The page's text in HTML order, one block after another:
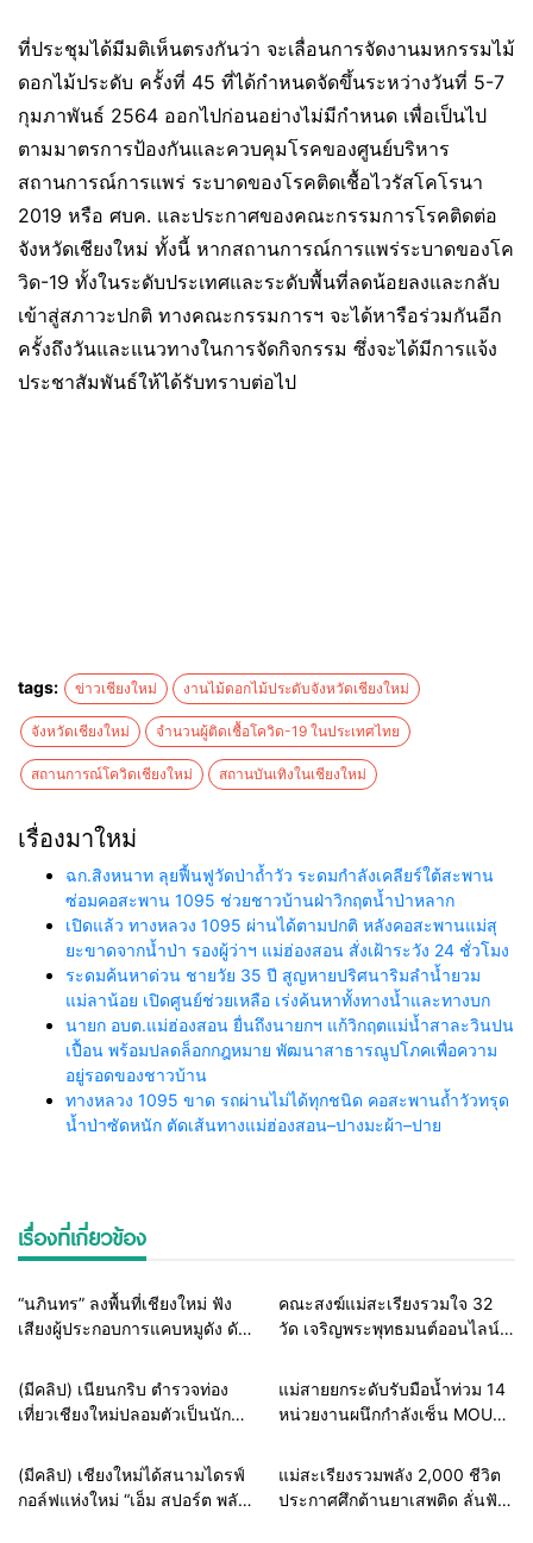
ที่ประชุมได้มีมติเห็นตรงกันว่า จะเลื่อนการจัดงานมหกรรมไม้
ดอกไม้ประดับ ครั้งที่ 45 ที่ได้กำหนดจัดขึ้นระหว่างวันที่ 5-7
กุมภาพันธ์ 2564 ออกไปก่อนอย่างไม่มีกำหนด เพื่อเป็นไป
ตามมาตรการป้องกันและควบคุมโรคของศูนย์บริหาร
สถานการณ์การแพร่ ระบาดของโรคติดเชื้อไวรัสโคโรนา
2019 หรือ ศบค. และประกาศของคณะกรรมการโรคติดต่อ
จังหวัดเชียงใหม่ ทั้งนี้ หากสถานการณ์การแพร่ระบาดของโค
วิด-19 ทั้งในระดับประเทศและระดับพื้นที่ลดน้อยลงและกลับ
เข้าสู่สภาวะปกติ ทางคณะกรรมการฯ จะได้หารือร่วมกันอีก
ครั้งถึงวันและแนวทางในการจัดกิจกรรม ซึ่งจะได้มีการแจ้ง
ประชาสัมพันธ์ให้ได้รับทราบต่อไป
tags: ข่าวเชียงใหม่ งานไม้ดอกไม้ประดับจังหวัดเชียงใหม่
จังหวัดเชียงใหม่ จำนวนผู้ติดเชื้อโควิด-19 ในประเทศไทย
สถานการณ์โควิดเชียงใหม่ สถานบันเทิงในเชียงใหม่
เรื่องมาใหม่
ฉก.สิงหนาท ลุยฟื้นฟูวัดป่าถ้ำวัว ระดมกำลังเคลียร์ใต้สะพาน
ซ่อมคอสะพาน 1095 ช่วยชาวบ้านฝ่าวิกฤตน้ำป่าหลาก
เปิดแล้ว ทางหลวง 1095 ผ่านได้ตามปกติ หลังคอสะพานแม่สุ
ยะขาดจากน้ำป่า รองผู้ว่าฯ แม่ฮ่องสอน สั่งเฝ้าระวัง 24 ชั่วโมง
ระดมค้นหาด่วน ชายวัย 35 ปี สูญหายปริศนาริมลำน้ำยวม
แม่ลาน้อย เปิดศูนย์ช่วยเหลือ เร่งค้นหาทั้งทางน้ำและทางบก
นายก อบต.แม่ฮ่องสอน ยื่นถึงนายกฯ แก้วิกฤตแม่น้ำสาละวินปน
เปื้อน พร้อมปลดล็อกกฎหมาย พัฒนาสาธารณูปโภคเพื่อความ
อยู่รอดของชาวบ้าน
ทางหลวง 1095 ขาด รถผ่านไม่ได้ทุกชนิด คอสะพานถ้ำวัวทรุด
น้ำป่าซัดหนัก ตัดเส้นทางแม่ฮ่องสอน–ปางมะผ้า–ปาย
เรื่องที่เกี่ยวข้อง
Home ธุรกิจ-บันเทิง
“นภินทร” ลงพื้นที่เชียงใหม่ ฟัง
เสียงผู้ประกอบการแคบหมูดัง ดัน
ชาติ ยกระดับ SMEs
Home สายธรรมะ-พระเครื่อง
คณะสงฆ์แม่สะเรียงรวมใจ 32
วัด เจริญพระพุทธมนต์ออนไลน์
พลังแห่งศรัทธาถวายเป็นพระ
ราชกุศล
Home แวดวงตำรวจ
(มีคลิป) เนียนกริบ ตำรวจท่อง
เที่ยวเชียงใหม่ปลอมตัวเป็นนัก
ต่างด้าวเปิดทัวร์เถื่อน รับบทไกด์
ผิดกฎหมาย
Home รอบรั้วทั่วไทย
แม่สายยกระดับรับมือน้ำท่วม 14
หน่วยงานผนึกกำลังเซ็น MOU
พร้อมช่วยประชาชนทุก
สถานการณ์
Home ธุรกิจ-บันเทิง
(มีคลิป) เชียงใหม่ได้สนามไดรฟ์
กอล์ฟแห่งใหม่ “เอ็ม สปอร์ต พลัส”
Home รอบรั้วทั่วไทย
แม่สะเรียงรวมพลัง 2,000 ชีวิต
ประกาศศึกต้านยาเสพติด ลั่นฟัน